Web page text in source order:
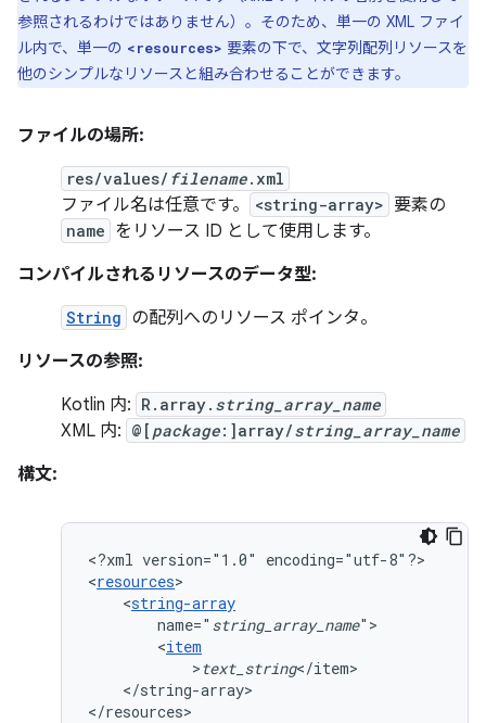
参照されるわけではありません）。そのため、単一の XML ファイ
ル内で、単一の <resources> 要素の下で、文字列配列リソースを
他のシンプルなリソースと組み合わせることができます。
ファイルの場所:
res/values/ filename.xml
ファイル名は任意です。 <string-array> 要素の
name をリソース ID として使用します。
コンパイルされるリソースのデータ型:
String の配列へのリソース ポインタ。
リソースの参照:
Kotlin 内: R.array. string_array_name
XML 内: @[ package:]array/string_array_name
構文:
<?xml version="1.0"
encoding="utf-8"?>
<resources
<string-array
name=" string_array_name
<item
>text_string
</string-array>
</resources>